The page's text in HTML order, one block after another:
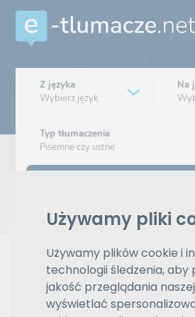
Używamy pliki
Używamy plików cookie i
technologii śledzenia, aby
jakość przeglądania
wyświetlać
Z języka
Wybierz język
Na
Typ tłumaczenia
Pisemne czy ustne
Reklama
ZAMÓW REKLAMĘ W TYM